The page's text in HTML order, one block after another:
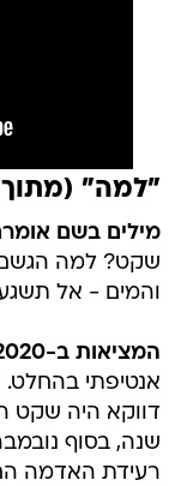
"למה" (מתוך
מילים בשם
שקט? למה הגשם
והמים - אל
המציאות ב-2020
אנטיפתי בהחלט.
דווקא היה שקט